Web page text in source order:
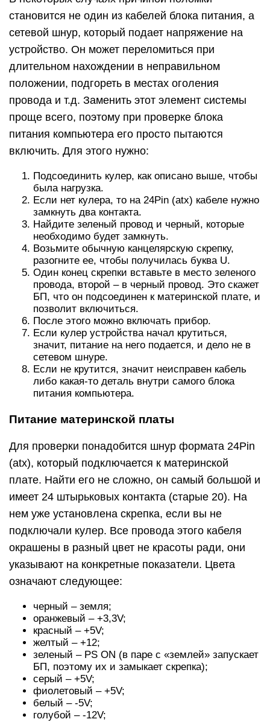
становится не один из кабелей блока питания, а
сетевой шнур, который подает напряжение на
устройство. Он может переломиться при
длительном нахождении в неправильном
положении, подгореть в местах оголения
провода и т.д. Заменить этот элемент системы
проще всего, поэтому при проверке блока
питания компьютера его просто пытаются
включить. Для этого нужно:
Подсоединить кулер, как описано выше, чтобы
была нагрузка.
Если нет кулера, то на 24Pin (atx) кабеле нужно
замкнуть два контакта.
Найдите зеленый провод и черный, которые
необходимо будет замкнуть.
Возьмите обычную канцелярскую скрепку,
разогните ее, чтобы получилась буква U.
Один конец скрепки вставьте в место зеленого
провода, второй – в черный провод. Это скажет
БП, что он подсоединен к материнской плате, и
позволит включиться.
После этого можно включать прибор.
Если кулер устройства начал крутиться,
значит, питание на него подается, и дело не в
сетевом шнуре.
Если не крутится, значит неисправен кабель
либо какая-то деталь внутри самого блока
питания компьютера.
Питание материнской платы
Для проверки понадобится шнур формата 24Pin
(atx), который подключается к материнской
плате. Найти его не сложно, он самый большой и
имеет 24 штырьковых контакта (старые 20). На
нем уже установлена скрепка, если вы не
подключали кулер. Все провода этого кабеля
окрашены в разный цвет не красоты ради, они
указывают на конкретные показатели. Цвета
означают следующее:
черный – земля;
оранжевый – +3,3V;
красный – +5V;
желтый – +12;
зеленый – PS ON (в паре с «землей» запускает
БП, поэтому их и замыкает скрепка);
серый – +5V;
фиолетовый – +5V;
белый – -5V;
голубой – -12V;